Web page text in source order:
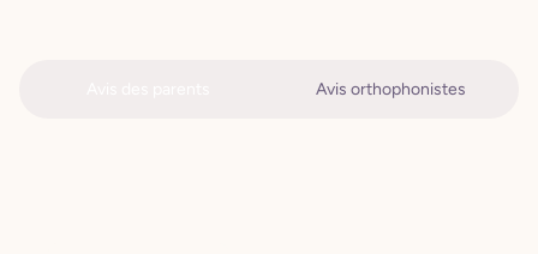
Avis orthophonistes